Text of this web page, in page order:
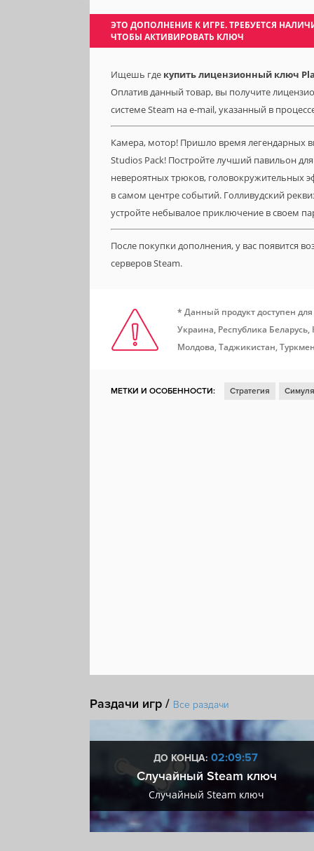
ЭТО ДОПОЛНЕНИЕ К ИГРЕ. ТРЕБУЕТСЯ
ЧТОБЫ АКТИВИРОВАТЬ КЛЮЧ
Ищешь где купить лицензионный ключ
Оплатив данный товар, вы получите
системе Steam на e-mail, указанный в
Камера, мотор! Пришло время легендарных
Studios Pack! Постройте лучший павильон
невероятных трюков, головокружительных
в самом центре событий. Голливудский
устройте небывалое приключение в своем
После покупки дополнения, у вас появится
серверов Steam.
* Данный продукт доступен
Украина, Республика
Молдова, Таджикистан,
МЕТКИ И ОСОБЕННОСТИ: Стратегия
Раздачи игр / Все раздачи
ДО КОНЦА: 02:09:56
Случайный Steam ключ
Случайный Steam ключ